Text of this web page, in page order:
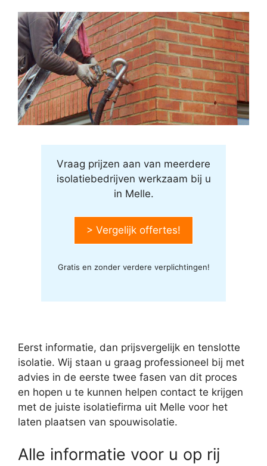
Vraag prijzen aan van meerdere
isolatiebedrijven werkzaam bij u
in Melle.
> Vergelijk offertes!
Gratis en zonder verdere verplichtingen!
Eerst informatie, dan prijsvergelijk en tenslotte
isolatie. Wij staan u graag professioneel bij met
advies in de eerste twee fasen van dit proces
en hopen u te kunnen helpen contact te krijgen
met de juiste isolatiefirma uit Melle voor het
laten plaatsen van spouwisolatie.
Alle informatie voor u op rij